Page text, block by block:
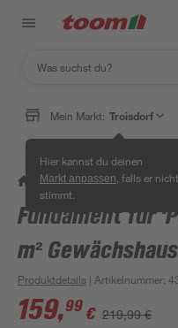
Mein Markt: Troisdorf
Hier kannst du deinen
Markt anpassen , falls er nicht
stimmt.
/ Garten & Freizeit /
- 60 €
Fundament für
m² Gewächshaus
Produktdetails | Artikelnummer:
159,99 € 219,99 €